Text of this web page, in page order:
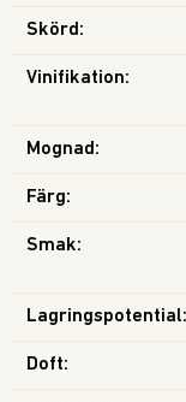
Skörd :
Vinifikation:
Mognad :
Färg:
Doft:
Smak:
Lagringspotential: